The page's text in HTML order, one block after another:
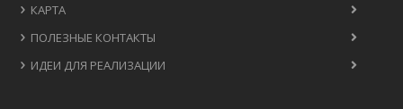
КАРТА
ПОЛЕЗНЫЕ КОНТАКТЫ
ИДЕИ ДЛЯ РЕАЛИЗАЦИИ